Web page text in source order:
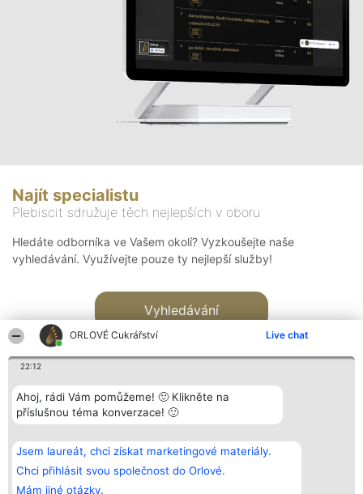
ORLOVÉ Cukrářství Live chat
22:12
Ahoj, rádi Vám pomůžeme! 🙂 Klikněte na
příslušnou téma konverzace! 🙂
Jsem laureát, chci získat marketingové materiály.
Chci přihlásit svou společnost do Orlové.
Mám jiné otázky.
Najít specialistu
Plebiscit sdružuje těch nejlepších v oboru
Hledáte odborníka ve Vašem okolí? Vyzkoušejte naše
vyhledávání. Využívejte pouze ty nejlepší služby!
Vyhledávání
Bright Side Solutions sp. z o.
o. sp. k.
ul. Ruska 22
Wrocław 50-079
KRS 0000749100 | Regon
Vítězové
Seznam všech
laureátů
Zásady
Kontakt